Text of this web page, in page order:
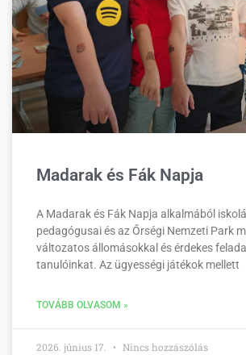
Madarak és Fák Napja
A Madarak és Fák Napja alkalmából
pedagógusai és az Őrségi Nemzeti Park
változatos állomásokkal és érdekes
tanulóinkat. Az ügyességi játékok mellett
TOVÁBB OLVASOM »
2026. június 17. Nincs hozzászólás